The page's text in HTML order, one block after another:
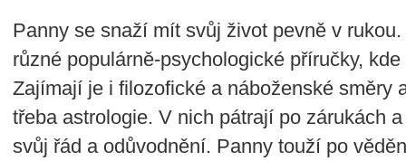
Panny se snaží mít svůj život pevně v
různé populárně-psychologické příručky,
Zajímají je i filozofické a náboženské směry
třeba astrologie. V nich pátrají po zárukách
svůj řád a odůvodnění. Panny touží po